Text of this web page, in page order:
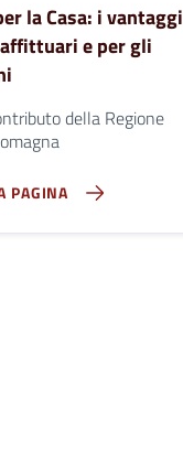
la Casa: i vantaggi
e per gli
della Regione
PAGINA